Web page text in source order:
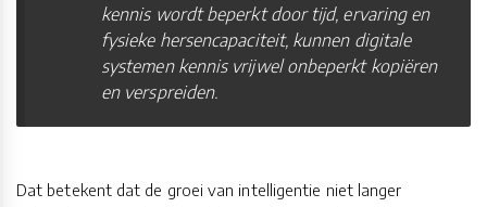
kennis wordt beperkt door tijd, ervaring en
fysieke hersencapaciteit, kunnen digitale
systemen kennis vrijwel onbeperkt kopiëren
en verspreiden.
Dat betekent dat de groei van intelligentie niet langer